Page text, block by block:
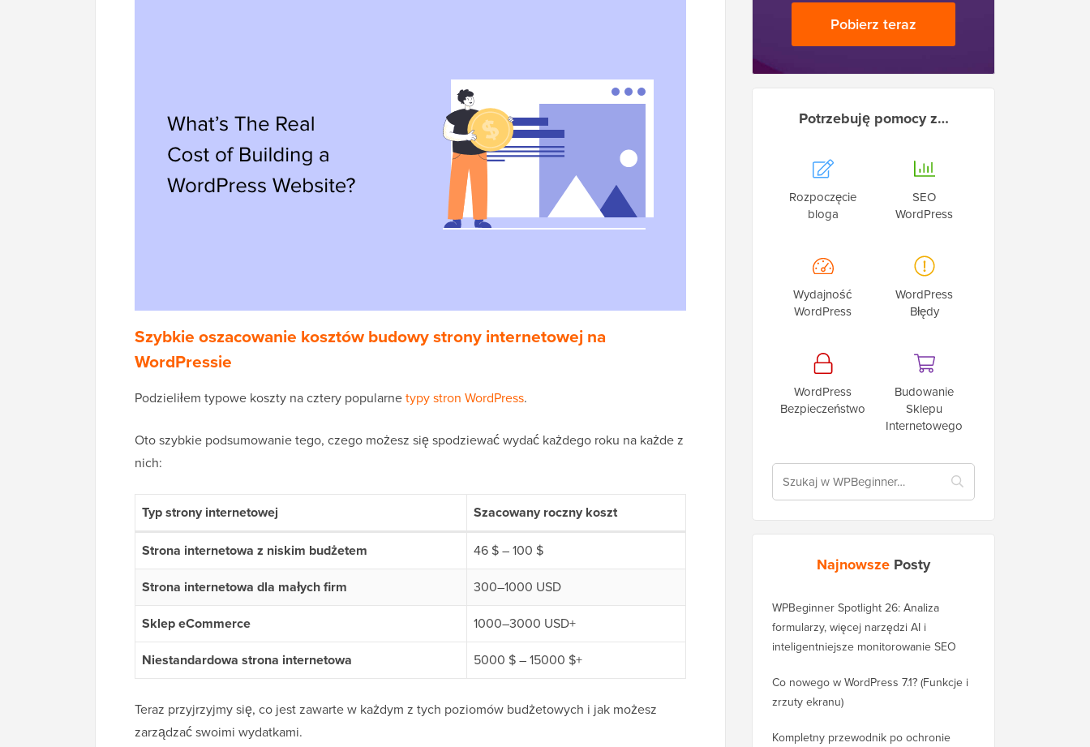
Szybkie oszacowanie kosztów budowy strony internetowej na
WordPressie
Podzieliłem typowe koszty na cztery popularnetypy stron WordPress.
Oto szybkie podsumowanie tego, czego możesz się spodziewać wydać każdego roku na każde z
nich:
Typ strony internetowej Szacowany roczny koszt
Strona internetowa z niskim budżetem
46 $ – 100 $
Strona internetowa dla małych firm
300–1000 USD
Sklep eCommerce
1000–3000 USD+
Niestandardowa strona internetowa
5000 $ – 15000 $+
Teraz przyjrzyjmy się, co jest zawarte w każdym z tych poziomów budżetowych i jak możesz
zarządzać swoimi wydatkami.
Pobierz teraz
Potrzebuję pomocy z…
Rozpoczęcie
bloga
SEO
WordPress
Wydajność
WordPress
WordPress
Błędy
WordPress
Bezpieczeństwo
Budowanie
Sklepu
Internetowego
Najnowsze Posty
WPBeginner Spotlight 26: Analiza
formularzy, więcej narzędzi AI i
inteligentniejsze monitorowanie SEO
Co nowego w WordPress 7.1? (Funkcje i
zrzuty ekranu)
Kompletny przewodnik po ochronie